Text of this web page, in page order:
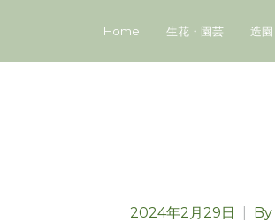
Home 生花・園芸 造園
2024年2月29日 By